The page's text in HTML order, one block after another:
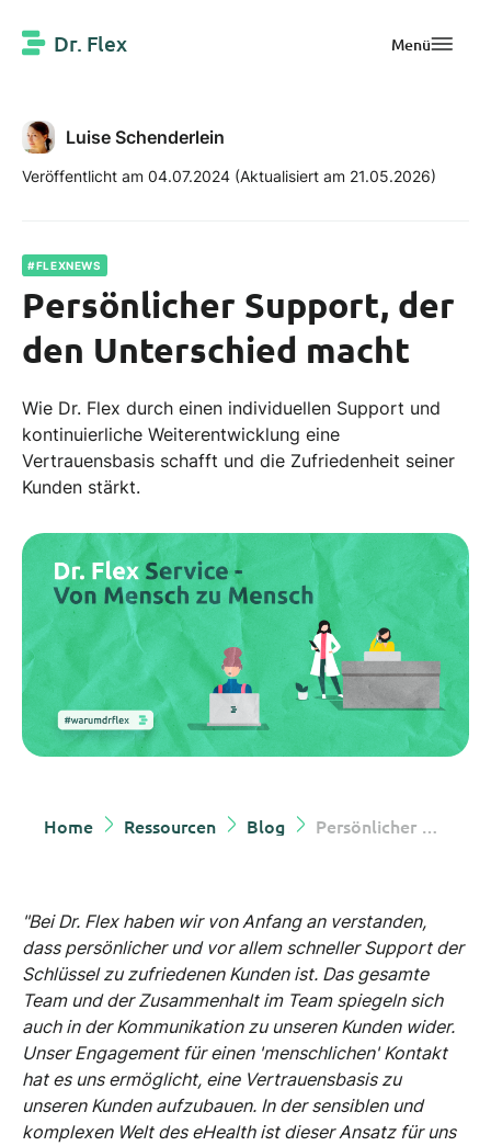
Dr. Flex Menü
Luise Schenderlein
Veröffentlicht am 04.07.2024 (Aktualisiert am 21.05.2026)
#FLEXNEWS
Persönlicher Support, der
den Unterschied macht
Wie Dr. Flex durch einen individuellen Support und
kontinuierliche Weiterentwicklung eine
Vertrauensbasis schafft und die Zufriedenheit seiner
Kunden stärkt.
Home Ressourcen Blog Persönlicher Support, der den Unterschied macht
"Bei Dr. Flex haben wir von Anfang an verstanden,
dass persönlicher und vor allem schneller Support der
Schlüssel zu zufriedenen Kunden ist. Das gesamte
Team und der Zusammenhalt im Team spiegeln sich
auch in der Kommunikation zu unseren Kunden wider.
Unser Engagement für einen 'menschlichen' Kontakt
hat es uns ermöglicht, eine Vertrauensbasis zu
unseren Kunden aufzubauen. In der sensiblen und
komplexen Welt des eHealth ist dieser Ansatz für uns